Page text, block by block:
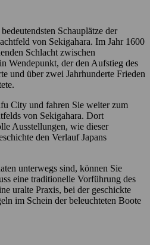
Schauplätze der
von Sekigahara. Im Jahr 1600
Schlacht zwischen
Wendepunkt, der den Aufstieg des
und über zwei Jahrhunderte Frieden
City und fahren Sie weiter zum
von Sekigahara. Dort
Ausstellungen, wie dieser
den Verlauf Japans
unterwegs sind, können Sie
eine traditionelle Vorführung des
uralte Praxis, bei der geschickte
im Schein der beleuchteten Boote